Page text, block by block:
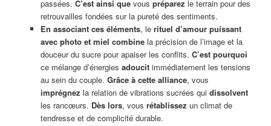
passées. C’est ainsi quevous préparez le terrain pour des
retrouvailles fondées sur la pureté des sentiments.
En associant ces éléments, le rituel d’amour puissant
avec photo et miel combinela précision de l’image et la
douceur du sucre pour apaiser les conflits. C’est pourquoi
ce mélange d’énergies adoucitimmédiatement les tensions
au sein du couple. Grâce à cette alliance, vous
imprégnez la relation de vibrations sucrées qui dissolvent
les rancœurs. Dès lors, vous rétablissez un climat de
tendresse et de complicité durable.